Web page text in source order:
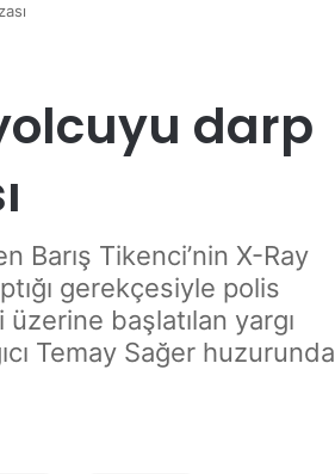
darp
Barış Tikenci’nin X-Ray
gerekçesiyle polis
başlatılan yargı
Temay Sağer huzurunda